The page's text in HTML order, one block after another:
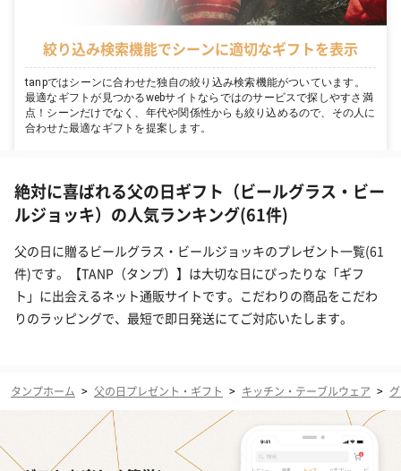
絞り込み検索機能でシーンに適切なギフトを表示
tanpではシーンに合わせた独自の絞り込み検索機能がついています。
最適なギフトが見つかるwebサイトならではのサービスで探しやすさ満
点！シーンだけでなく、年代や関係性からも絞り込めるので、その人に
合わせた最適なギフトを提案します。
絶対に喜ばれる父の日ギフト（ビールグラス・ビー
ルジョッキ）の人気ランキング(61件)
父の日に贈るビールグラス・ビールジョッキのプレゼント一覧(61
件)です。【TANP（タンプ）】は大切な日にぴったりな「ギフ
ト」に出会えるネット通販サイトです。こだわりの商品をこだわ
りのラッピングで、最短で即日発送にてご対応いたします。
タンプホーム > 父の日プレゼント・ギフト > キッチン・テーブルウェア >